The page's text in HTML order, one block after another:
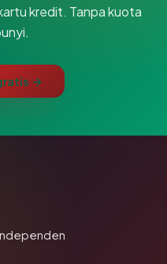
kredit. Tanpa kuota
→